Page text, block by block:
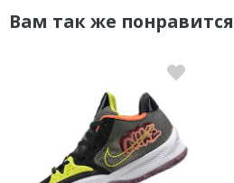
Вам так же понравится